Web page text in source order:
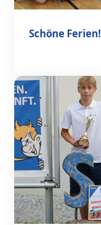
Schöne Ferien!